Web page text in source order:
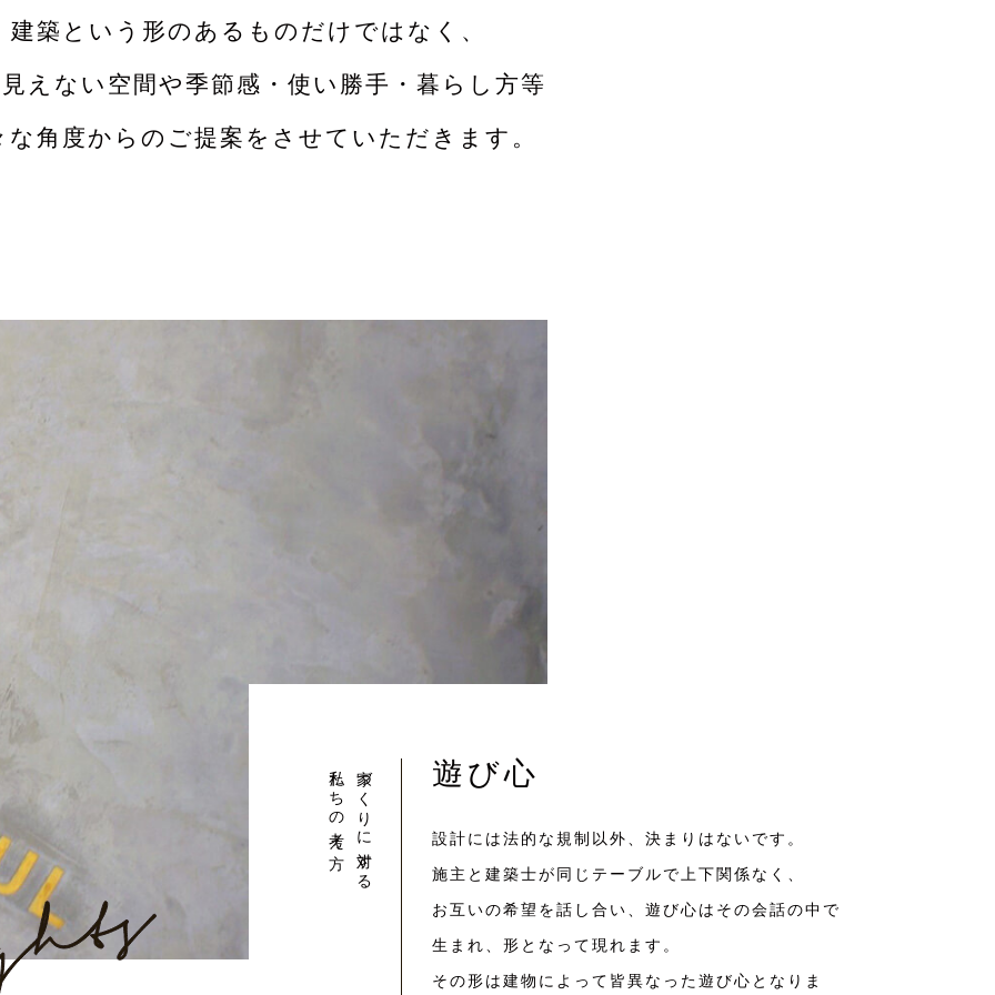
建築という形のあるものだけではなく、
えない空間や季節感・使い勝手・暮らし方等
な角度からのご提案をさせていただきます。
家づくりに対する
私たちの考え方 遊び心
設計には法的な規制以外、決まりはないです。
施主と建築士が同じテーブルで上下関係なく、
お互いの希望を話し合い、遊び心はその会話の中で
生まれ、形となって現れます。
その形は建物によって皆異なった遊び心となりま